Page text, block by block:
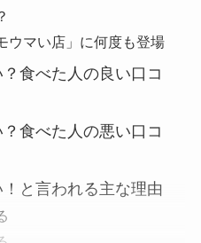
ウマい店」に何度も登場
食べた人の良い口コ
食べた人の悪い口コ
と言われる主な理由